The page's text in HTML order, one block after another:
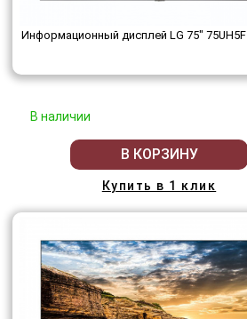
Информационный дисплей LG 75" 75UH5F
В наличии
В КОРЗИНУ
Купить в 1 клик